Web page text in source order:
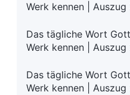
Werk kennen | Auszug
Das tägliche Wort
Werk kennen | Auszug
Das tägliche Wort
Werk kennen | Auszug